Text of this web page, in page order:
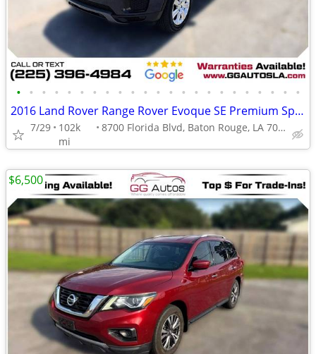
• • • • • • • • • • • • • • • • • • • • • • •
2016 Land Rover Range Rover Evoque SE Premium Sport Utility 4D
7/29
102k
mi
8700 Florida Blvd, Baton Rouge, LA 70815
$6,500